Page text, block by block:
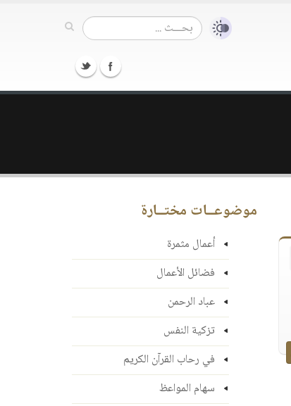
موضوعــات مختــارة
أعمال مثمرة
فضائل الأعمال
عباد الرحمن
تزكية النفس
في رحاب القرآن الكريم
سهام المواعظ